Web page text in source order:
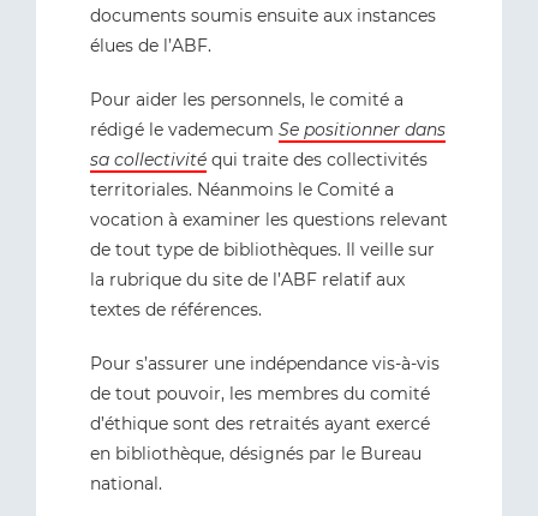
documents soumis ensuite aux instances
élues de l’ABF.
Pour aider les personnels, le comité a
rédigé le vademecum Se positionner dans
sa collectivité qui traite des collectivités
territoriales. Néanmoins le Comité a
vocation à examiner les questions relevant
de tout type de bibliothèques. Il veille sur
la rubrique du site de l’ABF relatif aux
textes de références.
Pour s’assurer une indépendance vis-à-vis
de tout pouvoir, les membres du comité
d’éthique sont des retraités ayant exercé
en bibliothèque, désignés par le Bureau
national.